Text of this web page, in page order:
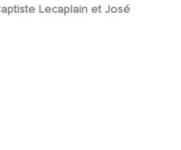
Lecaplain et José